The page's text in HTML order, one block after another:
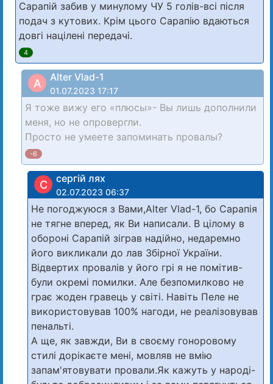
Сарапій забив у минулому ЧУ 5 голів-всі після
подач з кутових. Крім цього Сарапію вдаються
довгі націлені передачі.
4
A Alter Vlad-1
01.07.2023 17:17
Я тоже вижу его «плюсы»- Вы лишь дополнили
меня, но не опровергли.
Просто не умеете запоминать провалы?
-6
С сергій лях
02.07.2023 06:37
Не погоджуюся з Вами,Alter Vlad-1, бо Сарапія
не тягне вперед, як Ви написали. В цілому в
обороні Сарапій зіграв надійно, недаремно
його викликали до лав Збірної України.
Відвертих провалів у його грі я не помітив-
були окремі помилки. Але безпомилково не
грає жоден гравець у світі. Навіть Пеле не
використовував 100% нагоди, не реалізовував
пенальті.
А ще, як завжди, Ви в своєму гоноровому
стилі дорікаєте мені, мовляв не вмію
запам'ятовувати провали.Як кажуть у народі-